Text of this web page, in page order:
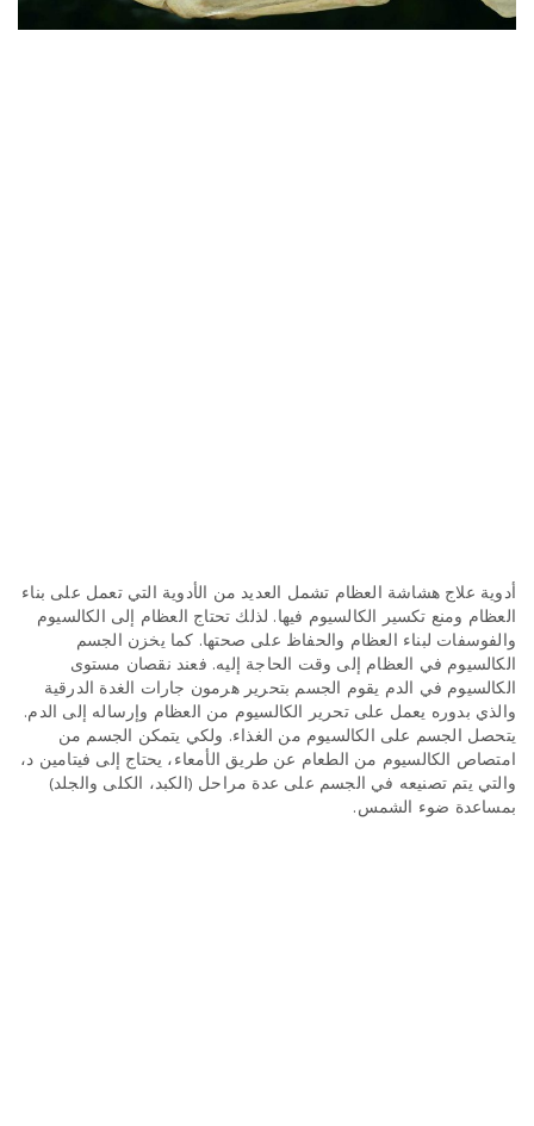
a
n
أدوية علاج هشاشة العظام تشمل العديد من الأدوية التي تعمل على بناء
العظام ومنع تكسير الكالسيوم فيها. لذلك تحتاج العظام إلى الكالسيوم
والفوسفات لبناء العظام والحفاظ على صحتها. كما يخزن الجسم
الكالسيوم في العظام إلى وقت الحاجة إليه. فعند نقصان مستوى
الكالسيوم في الدم يقوم الجسم بتحرير هرمون جارات الغدة الدرقية
والذي بدوره يعمل على تحرير الكالسيوم من العظام وإرساله إلى الدم.
يتحصل الجسم على الكالسيوم من الغذاء. ولكي يتمكن الجسم من
امتصاص الكالسيوم من الطعام عن طريق الأمعاء، يحتاج إلى فيتامين د،
والتي يتم تصنيعه في الجسم على عدة مراحل (الكبد، الكلى والجلد)
بمساعدة ضوء الشمس.